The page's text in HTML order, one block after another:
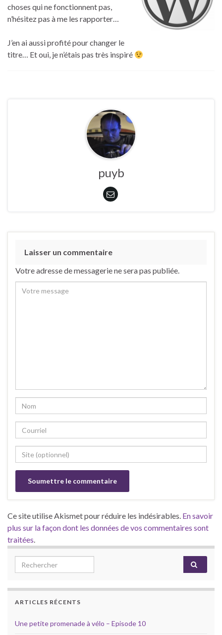
choses qui ne fonctionnent pas,
n’hésitez pas à me les rapporter…
J’en ai aussi profité pour changer le
titre… Et oui, je n’étais pas très inspiré
puyb
Laisser un commentaire
Votre adresse de messagerie ne sera pas publiée.
Ce site utilise Akismet pour réduire les indésirables. En savoir
plus sur la façon dont les données de vos commentaires sont
traitées.
Search for:
ARTICLES RÉCENTS
Une petite promenade à vélo – Episode 10